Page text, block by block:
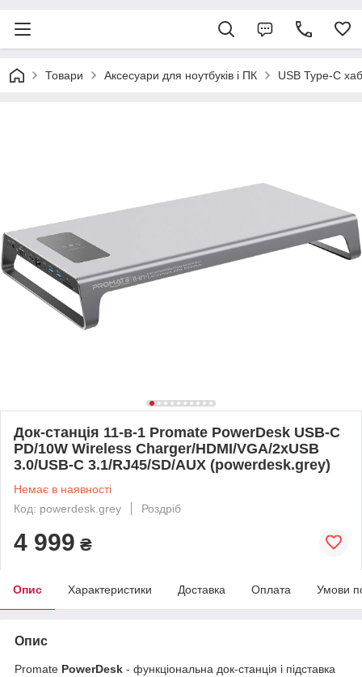
Товари Аксесуари для ноутбуків і ПК USB Type-C
Док-станція 11-в-1 Promate PowerDesk USB-C
PD/10W Wireless Charger/HDMI/VGA/2xUSB
3.0/USB-C 3.1/RJ45/SD/AUX (powerdesk.grey)
Немає в наявності
Код: powerdesk.grey
Роздріб
4 999 ₴
Опис Характеристики Доставка Оплата Умови
Опис
Promate PowerDesk - функціональна док-станція і підставка